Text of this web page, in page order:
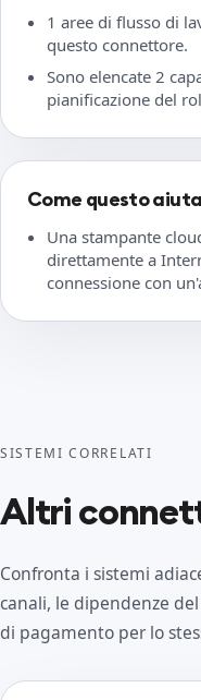
1 aree di flusso di
questo connettore.
Sono elencate 2
pianificazione del
Come questo
Una stampante
direttamente a
connessione con
SISTEMI CORRELATI
Altri
Confronta i sistemi
canali, le dipendenze
di pagamento per lo